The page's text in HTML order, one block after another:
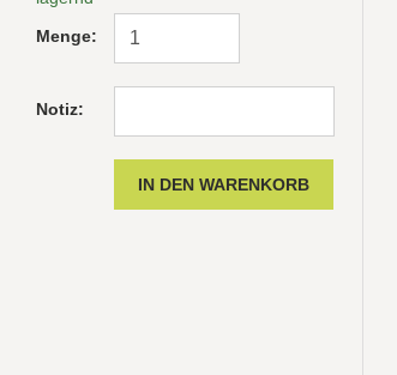
Menge:
Notiz: